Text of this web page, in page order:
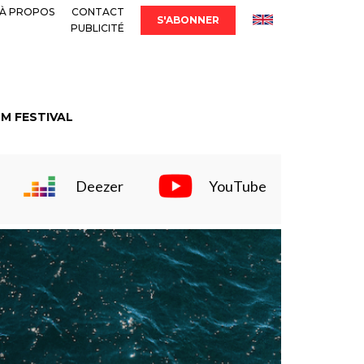
PROPOS
CONTACT
PUBLICITÉ
S'ABONNER
FESTIVAL
Deezer YouTube